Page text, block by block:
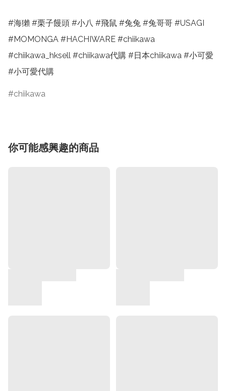
#海獺 #栗子饅頭 #小八 #飛鼠 #兔兔 #兔哥哥 #USAGI
#MOMONGA #HACHIWARE #chiikawa
#chiikawa_hksell #chiikawa代購 #日本chiikawa #小可愛
#小可愛代購
chiikawa
你可能感興趣的商品